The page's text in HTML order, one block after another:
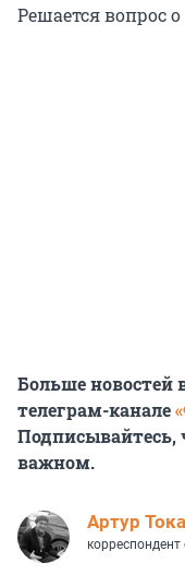
Решается вопрос
Больше
телеграм-канале
Подписывайтесь,
важном.
Артур